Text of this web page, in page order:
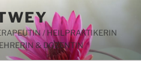
/ HEILPRAKTIKERIN
& DOZENTIN